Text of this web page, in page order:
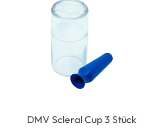
DMV Scleral Cup 3 Stück